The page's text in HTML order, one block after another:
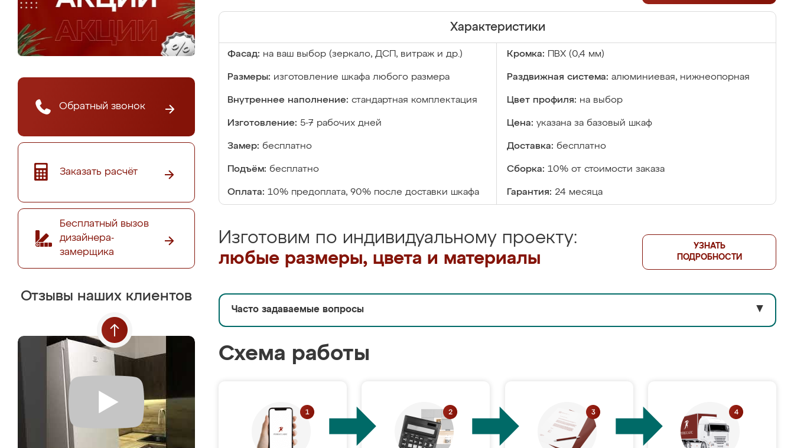
Обратный звонок
Заказать расчёт
Бесплатный вызов
дизайнера-
замерщика
Отзывы наших клиентов
Характеристики
Фасад: на ваш выбор (зеркало, ДСП, витраж и др.) Кромка: ПВХ (0,4 мм)
Размеры: изготовление шкафа любого размера Раздвижная система: алюминиевая, нижнеопорная
Внутреннее наполнение: стандартная комплектация Цвет профиля: на выбор
Изготовление: 5-7 рабочих дней Цена: указана за базовый шкаф
Замер: бесплатно Доставка: бесплатно
Подъём: бесплатно Сборка: 10% от стоимости заказа
Оплата: 10% предоплата, 90% после доставки шкафа Гарантия: 24 месяца
Изготовим по индивидуальному проекту:
любые размеры, цвета и материалы
УЗНАТЬ
ПОДРОБНОСТИ
Часто задаваемые вопросы ▼
Схема работы